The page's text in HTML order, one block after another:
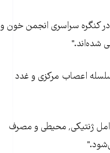
جنوب‌نيوز، ناظمی روز دوشنبه ۲۸ بهمن‌ماه در کنگره سراسری انجمن خون و
اعصاب مرکزی و غدد
محمد شکاری٬ رئيس دانشگاه علوم پزشکی هرمزگان گفته است: "عوامل ژنتيکی٬ محيطی و مصرف